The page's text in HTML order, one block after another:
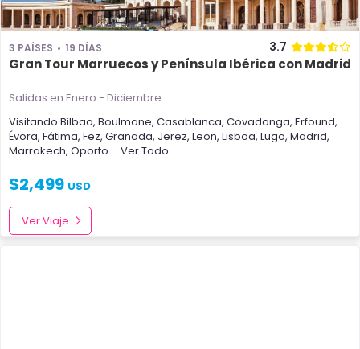
3 PAÍSES 19 DÍAS 3.7
Gran Tour Marruecos y Península Ibérica con Madrid
Salidas en Enero - Diciembre
Visitando Bilbao, Boulmane, Casablanca, Covadonga, Erfound,
Évora, Fátima, Fez, Granada, Jerez, Leon, Lisboa, Lugo, Madrid,
Marrakech, Oporto ... Ver Todo
$2,499 USD
Ver Viaje